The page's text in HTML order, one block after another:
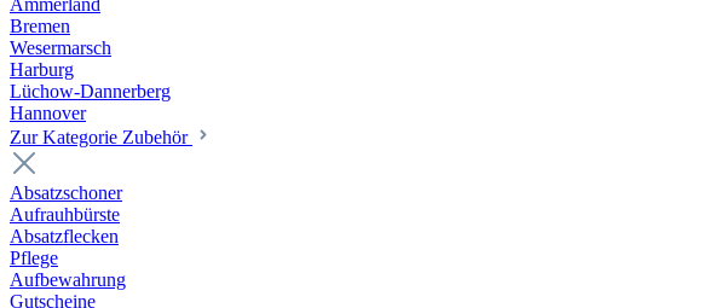
Ammerland
Bremen
Wesermarsch
Harburg
Lüchow-Dannerberg
Hannover
Zur Kategorie Zubehör
Absatzschoner
Aufrauhbürste
Absatzflecken
Pflege
Aufbewahrung
Gutscheine